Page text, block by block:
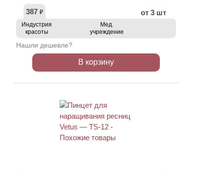
387 ₽ от 3 шт
Индустрия
красоты
Мед.
учреждение
Нашли дешевле?
В корзину